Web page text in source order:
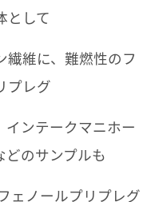
として
維に、難燃性のフ
プレグ
インテークマニホー
どのサンプルも
ェノールプリプレグ